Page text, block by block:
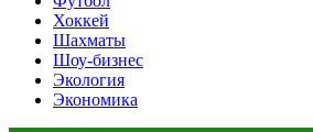
Хоккей
Шахматы
Шоу-бизнес
Экология
Экономика